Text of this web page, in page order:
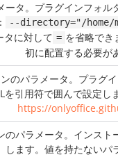
ータ。プラグインフォル
--directory="/home/
タに対して = を省略でき
初に配置する必要が
のパラメータ。プラグ
を引用符で囲んで設定し
https://
のパラメータ。インスト
します。値を持たないパ